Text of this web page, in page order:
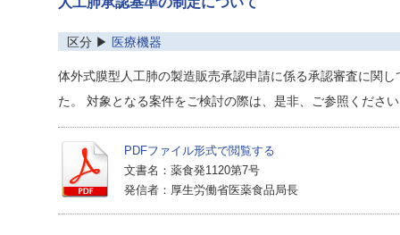
区分 ▶ 医療機器
体外式膜型人工肺の製造販売承認申請に係る承認審査に関
た。 対象となる案件をご検討の際は、是非、ご参照くださ
PDFファイル形式で閲覧する
文書名：薬食発1120第7号
発信者：厚生労働省医薬食品局長